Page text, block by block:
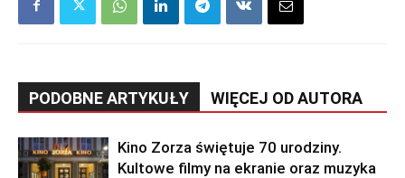
PODOBNE ARTYKUŁY WIĘCEJ OD AUTORA
Kino Zorza świętuje 70 urodziny.
Kultowe filmy na ekranie oraz muzyka